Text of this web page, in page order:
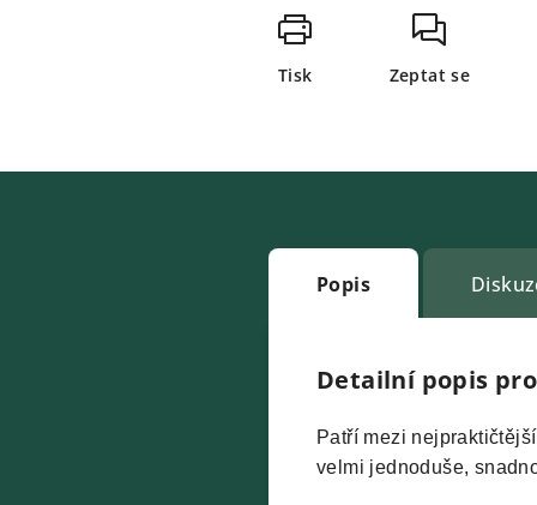
Tisk Zeptat se
Popis
Detailní popis
Patří mezi
velmi jednoduše,